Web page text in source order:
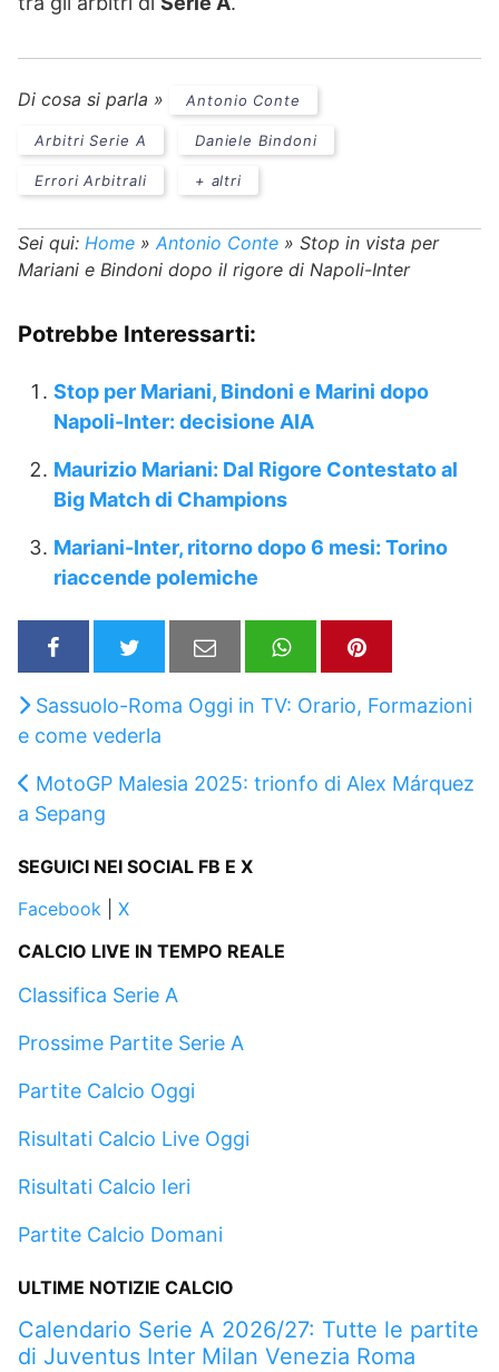
Di cosa si parla » Antonio Conte
Arbitri Serie A Daniele Bindoni
Errori Arbitrali + altri
Sei qui: Home » Antonio Conte » Stop in vista per
Mariani e Bindoni dopo il rigore di Napoli-Inter
Potrebbe Interessarti:
Stop per Mariani, Bindoni e Marini dopo
Napoli-Inter: decisione AIA
Maurizio Mariani: Dal Rigore Contestato al
Big Match di Champions
Mariani-Inter, ritorno dopo 6 mesi: Torino
riaccende polemiche
Sassuolo-Roma Oggi in TV: Orario, Formazioni
e come vederla
MotoGP Malesia 2025: trionfo di Alex Márquez
a Sepang
SEGUICI NEI SOCIAL FB E X
Facebook
X
CALCIO LIVE IN TEMPO REALE
Classifica Serie A
Prossime Partite Serie A
Partite Calcio Oggi
Risultati Calcio Live Oggi
Risultati Calcio Ieri
Partite Calcio Domani
ULTIME NOTIZIE CALCIO
Calendario Serie A 2026/27: Tutte le partite
di Juventus Inter Milan Venezia Roma